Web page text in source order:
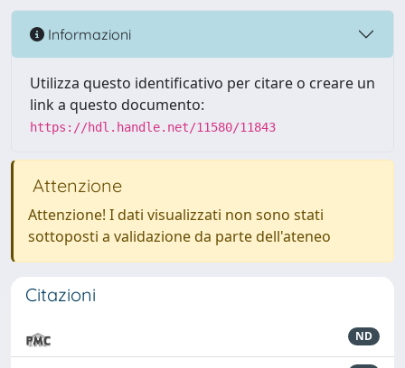
Informazioni
Utilizza questo identificativo per citare o creare un
link a questo documento:
https://hdl.handle.net/11580/11843
Attenzione
Attenzione! I dati visualizzati non sono stati
sottoposti a validazione da parte dell'ateneo
Citazioni
ND